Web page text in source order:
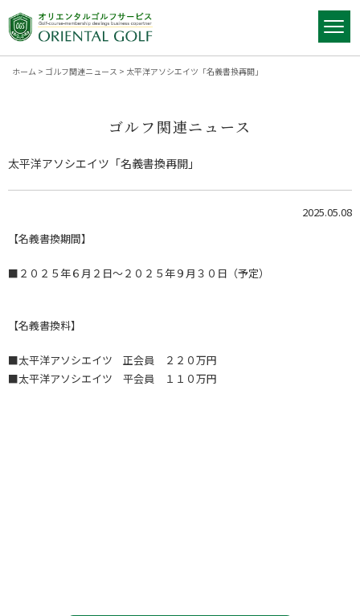
ホーム > ゴルフ関連ニュース > 太平洋アソシエイツ「名義書換再開」
ゴルフ関連ニュース
太平洋アソシエイツ「名義書換再開」
2025.05.08
【名義書換期間】
■２０２５年６月２日～２０２５年９月３０日（予定）
【名義書換料】
■太平洋アソシエイツ 正会員 ２２０万円
■太平洋アソシエイツ 平会員 １１０万円